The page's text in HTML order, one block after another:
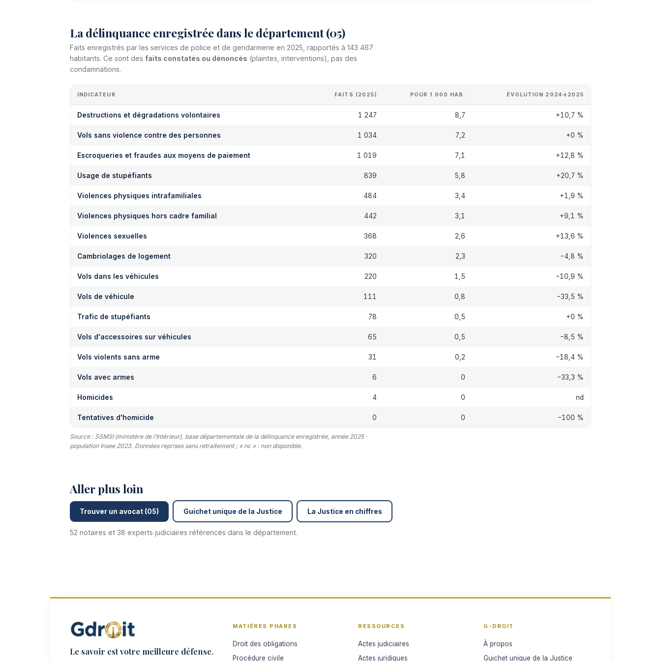
La délinquance enregistrée dans le département (05)
Faits enregistrés par les services de police et de gendarmerie en 2025, rapportés à 143 467
habitants. Ce sont des faits constatés ou dénoncés (plaintes, interventions), pas des
condamnations.
INDICATEUR FAITS (2025) POUR 1 000 HAB. ÉVOLUTION 2024→2025
Destructions et dégradations volontaires 1 247 8,7 +10,7 %
Vols sans violence contre des personnes 1 034 7,2 +0 %
Escroqueries et fraudes aux moyens de paiement 1 019 7,1 +12,8 %
Usage de stupéfiants 839 5,8 +20,7 %
Violences physiques intrafamiliales 484 3,4 +1,9 %
Violences physiques hors cadre familial 442 3,1 +9,1 %
Violences sexuelles 368 2,6 +13,6 %
Cambriolages de logement 320 2,3 −4,8 %
Vols dans les véhicules 220 1,5 −10,9 %
Vols de véhicule 111 0,8 −33,5 %
Trafic de stupéfiants 78 0,5 +0 %
Vols d'accessoires sur véhicules 65 0,5 −8,5 %
Vols violents sans arme 31 0,2 −18,4 %
Vols avec armes 6 0 −33,3 %
Homicides 4 0 nd
Tentatives d'homicide 0 0 −100 %
Source : SSMSI (ministère de l’Intérieur), base départementale de la délinquance enregistrée, année 2025 ·
population Insee 2023. Données reprises sans retraitement ; « nc » : non disponible.
Aller plus loin
Trouver un avocat (05) Guichet unique de la Justice La Justice en chiffres
52 notaires et 38 experts judiciaires référencés dans le département.
Le savoir est votre meilleure défense.
MATIÈRES PHARES
Droit des obligations
Procédure civile
RESSOURCES
Actes judiciaires
Actes juridiques
G-DROIT
À propos
Guichet unique de la Justice